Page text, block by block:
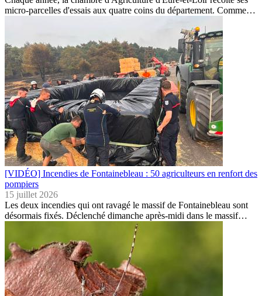
micro-parcelles d'essais aux quatre coins du département. Comme…
[VIDÉO] Incendies de Fontainebleau : 50 agriculteurs en renfort des
pompiers
15 juillet 2026
Les deux incendies qui ont ravagé le massif de Fontainebleau sont
désormais fixés. Déclenché dimanche après-midi dans le massif…